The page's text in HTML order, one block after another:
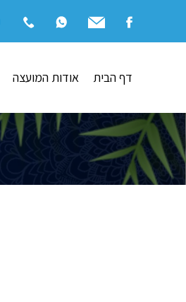
דף הבית אודות המועצה